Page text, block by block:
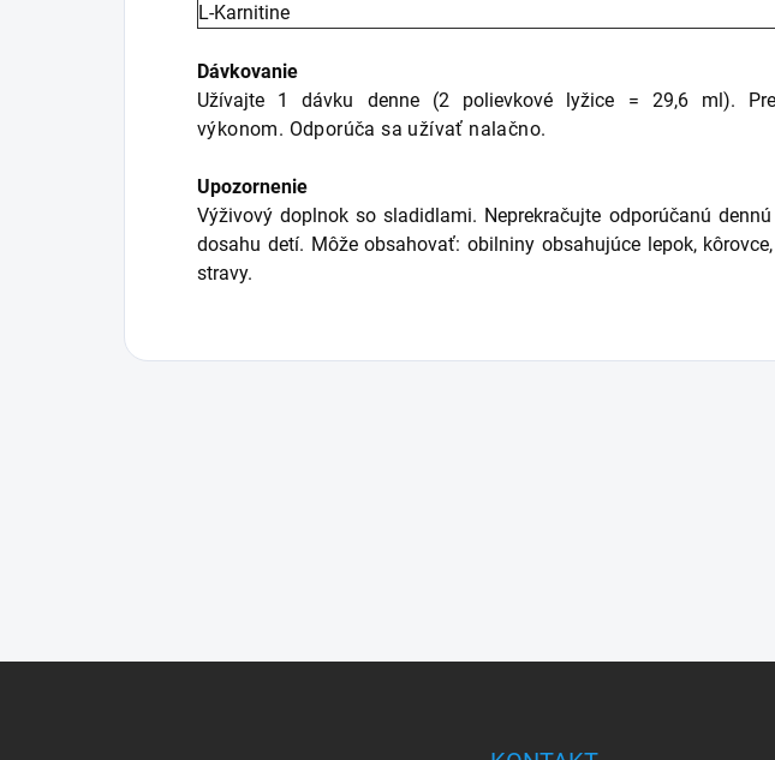
L-Karnitine
Dávkovanie
Užívajte 1 dávku denne (2 polievkové lyžice = 29,6 ml).
výkonom. Odporúča sa užívať nalačno.
Upozornenie
Výživový doplnok so sladidlami. Neprekračujte odporúčanú
dosahu detí. Môže obsahovať: obilniny obsahujúce lepok,
stravy.